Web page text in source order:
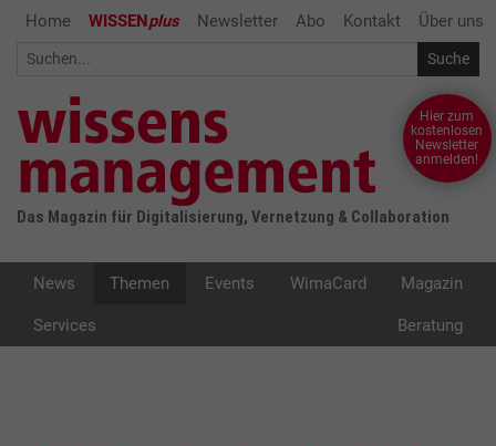
Home WISSENplus Newsletter Abo Kontakt Über uns
Das Magazin für Digitalisierung, Vernetzung & Collaboration
Hier zum
kostenlosen
Newsletter
anmelden!
News Themen Events WimaCard Magazin
Services Beratung